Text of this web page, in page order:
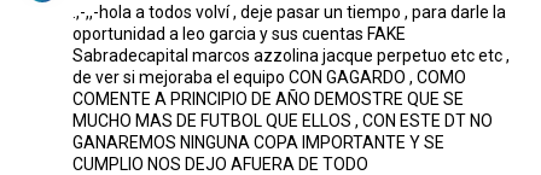
.,-,,-hola a todos volví , deje pasar un tiempo , para darle la
oportunidad a leo garcia y sus cuentas FAKE
Sabradecapital marcos azzolina jacque perpetuo etc etc ,
de ver si mejoraba el equipo CON GAGARDO , COMO
COMENTE A PRINCIPIO DE AÑO DEMOSTRE QUE SE
MUCHO MAS DE FUTBOL QUE ELLOS , CON ESTE DT NO
GANAREMOS NINGUNA COPA IMPORTANTE Y SE
CUMPLIO NOS DEJO AFUERA DE TODO